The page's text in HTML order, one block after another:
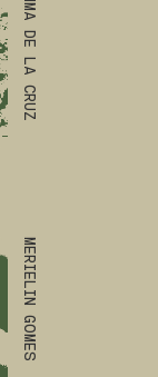
MERIELIN GOMES